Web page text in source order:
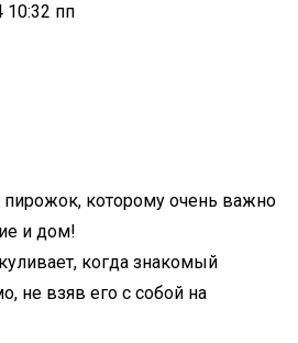
10:32 пп
которому очень важно
и дом!
когда знакомый
не взяв его с собой на